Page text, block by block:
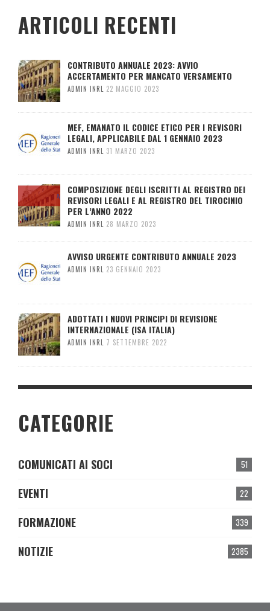
ARTICOLI RECENTI
CONTRIBUTO ANNUALE 2023: AVVIO
ACCERTAMENTO PER MANCATO VERSAMENTO
ADMIN INRL 22 MAGGIO 2023
MEF, EMANATO IL CODICE ETICO PER I REVISORI
LEGALI, APPLICABILE DAL 1 GENNAIO 2023
ADMIN INRL 31 MARZO 2023
COMPOSIZIONE DEGLI ISCRITTI AL REGISTRO DEI
REVISORI LEGALI E AL REGISTRO DEL TIROCINIO
PER L’ANNO 2022
ADMIN INRL 28 MARZO 2023
AVVISO URGENTE CONTRIBUTO ANNUALE 2023
ADMIN INRL 23 GENNAIO 2023
ADOTTATI I NUOVI PRINCIPI DI REVISIONE
INTERNAZIONALE (ISA ITALIA)
ADMIN INRL 7 SETTEMBRE 2022
CATEGORIE
51
COMUNICATI AI SOCI
22
EVENTI
339
FORMAZIONE
2385
NOTIZIE